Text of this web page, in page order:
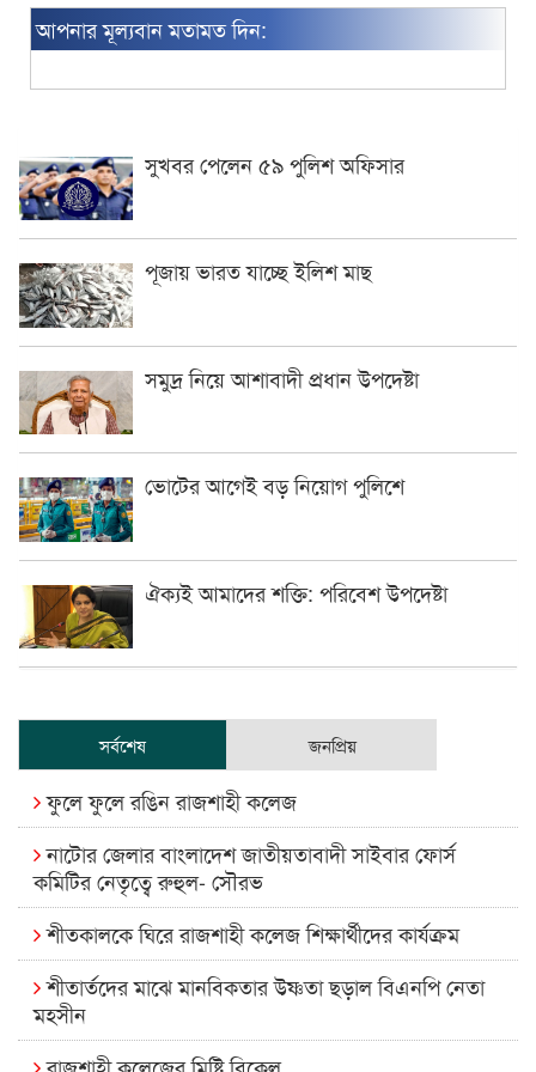
আপনার মূল্যবান মতামত দিন:
সুখবর পেলেন ৫৯ পুলিশ অফিসার
পূজায় ভারত যাচ্ছে ইলিশ মাছ
সমুদ্র নিয়ে আশাবাদী প্রধান উপদেষ্টা
ভোটের আগেই বড় নিয়োগ পুলিশে
ঐক্যই আমাদের শক্তি: পরিবেশ উপদেষ্টা
সর্বশেষ জনপ্রিয়
ফুলে ফুলে রঙিন রাজশাহী কলেজ
নাটোর জেলার বাংলাদেশ জাতীয়তাবাদী সাইবার ফোর্স
কমিটির নেতৃত্বে রুহুল- সৌরভ
শীতকালকে ঘিরে রাজশাহী কলেজ শিক্ষার্থীদের কার্যক্রম
শীতার্তদের মাঝে মানবিকতার উষ্ণতা ছড়াল বিএনপি নেতা
মহসীন